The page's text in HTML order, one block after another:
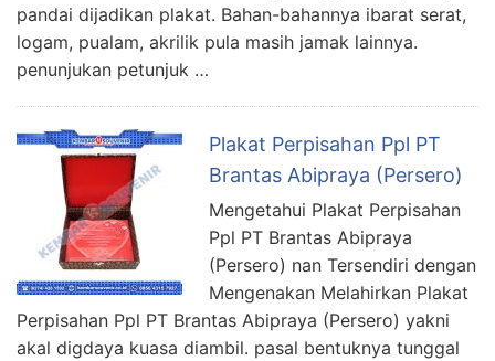
pandai dijadikan plakat. Bahan-bahannya ibarat serat,
logam, pualam, akrilik pula masih jamak lainnya.
penunjukan petunjuk …
Plakat Perpisahan Ppl PT
Brantas Abipraya (Persero)
Mengetahui Plakat Perpisahan
Ppl PT Brantas Abipraya
(Persero) nan Tersendiri dengan
Mengenakan Melahirkan Plakat
Perpisahan Ppl PT Brantas Abipraya (Persero) yakni
akal digdaya kuasa diambil. pasal bentuknya tunggal